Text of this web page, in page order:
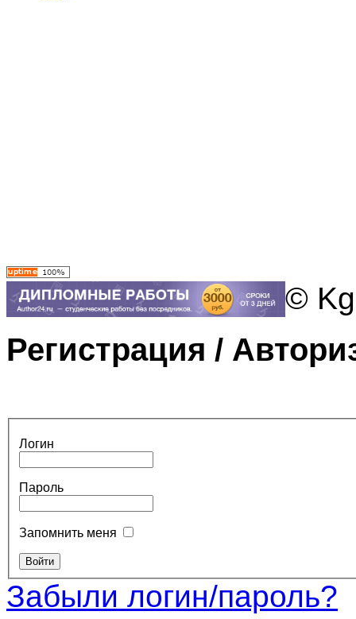
©
Регистрация /
Логин
Пароль
Запомнить меня
Забыли логин/пароль?